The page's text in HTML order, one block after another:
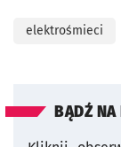
elektrośmieci
BĄDŹ